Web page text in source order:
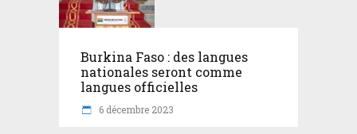
Burkina Faso : des langues
nationales seront comme
langues officielles
6 décembre 2023